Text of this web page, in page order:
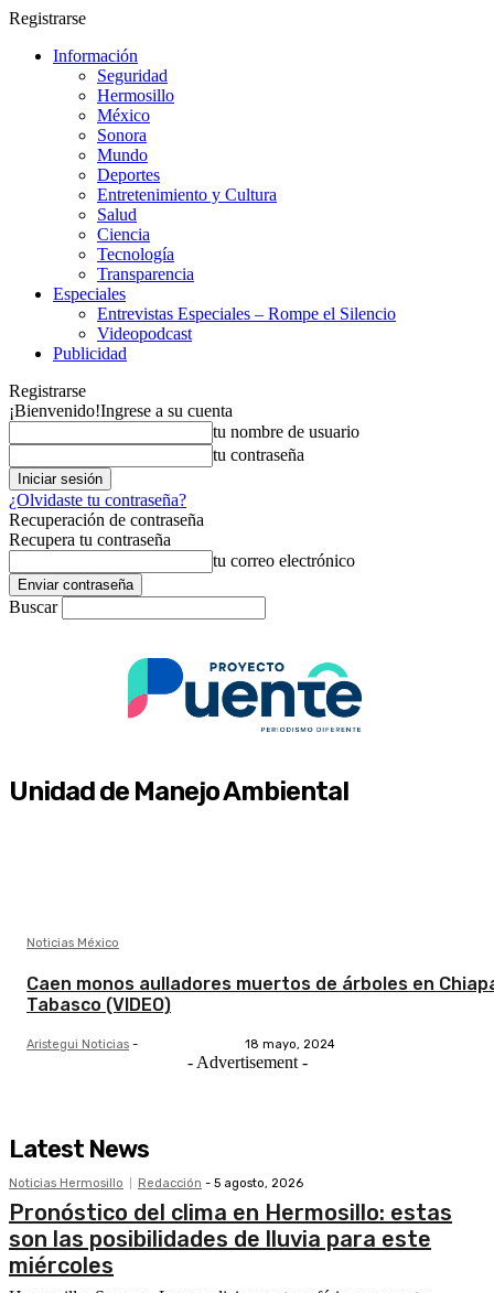
Registrarse
Información
Seguridad
Hermosillo
México
Sonora
Mundo
Deportes
Entretenimiento y Cultura
Salud
Ciencia
Tecnología
Transparencia
Especiales
Entrevistas Especiales – Rompe el Silencio
Videopodcast
Publicidad
Registrarse
¡Bienvenido!Ingrese a su cuenta
tu nombre de usuario
tu contraseña
¿Olvidaste tu contraseña?
Recuperación de contraseña
Recupera tu contraseña
tu correo electrónico
Buscar
Unidad de Manejo Ambiental
Noticias México
Caen monos aulladores muertos de árboles en
Tabasco (VIDEO)
Aristegui Noticias - 18 mayo, 2024
- Advertisement -
Latest News
Noticias Hermosillo Redacción - 5 agosto, 2026
Pronóstico del clima en Hermosillo: estas
son las posibilidades de lluvia para este
miércoles